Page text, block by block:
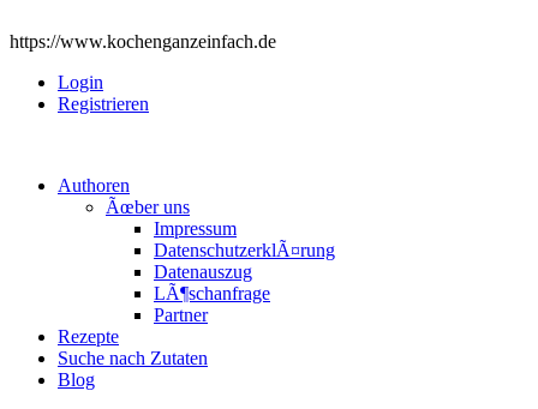
https://www.kochenganzeinfach.de
Login
Registrieren
Authoren
Ãœber uns
Impressum
DatenschutzerklÃ¤rung
Datenauszug
LÃ¶schanfrage
Partner
Rezepte
Suche nach Zutaten
Blog